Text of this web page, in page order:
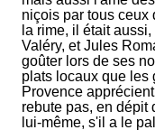
niçois par tous ceux
la rime, il était
Valéry, et Jules
goûter lors de ses
plats locaux que les
Provence
rebute pas, en dépit
lui-même, s'il a le